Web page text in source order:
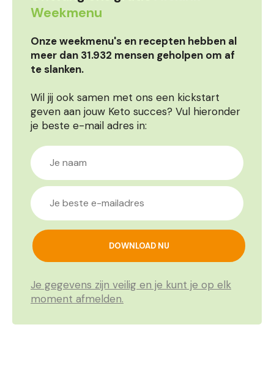
Weekmenu
Onze weekmenu's en recepten hebben al
meer dan 31.932 mensen geholpen om af
te slanken.
Wil jij ook samen met ons een kickstart
geven aan jouw Keto succes? Vul hieronder
je beste e-mail adres in:
Je gegevens zijn veilig en je kunt je op elk
moment afmelden.